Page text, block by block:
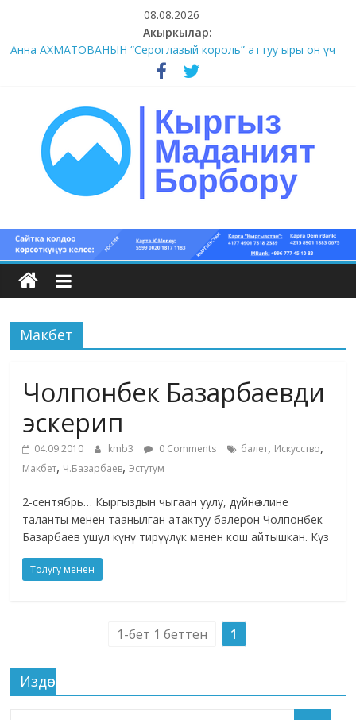
content
08.08.2026
Акыркылар:
Анна АХМАТОВАНЫН “Сероглазый король” аттуу ыры он үч
#5-8 (55 сөз сынагы)
#1-4 (55 сөз сынагы)
Кыргыз
маданият
борбору
Кыргыз
жана
Макбет
Чолпонбек Базарбаевди
эскерип
04.09.2010 kmb3 0 Comments балет, Искусство,
Макбет, Ч.Базарбаев,Эстутум
2-сентябрь… Кыргыздын чыгаан уулу, дүйнө элине
таланты менен таанылган атактуу балерон Чолпонбек
Базарбаев ушул күнү тирүүлүк менен кош айтышкан. Күз
Толугу менен
1-бет 1 беттен 1
Издөө